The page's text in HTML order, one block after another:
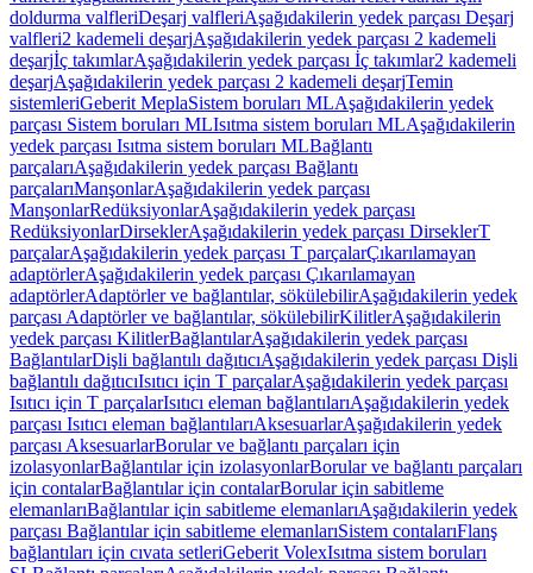
doldurma valfleriDeşarj valfleriAşağıdakilerin yedek parçası Deşarj
valfleri2 kademeli deşarjAşağıdakilerin yedek parçası 2 kademeli
deşarjİç takımlarAşağıdakilerin yedek parçası İç takımlar2 kademeli
deşarjAşağıdakilerin yedek parçası 2 kademeli deşarjTemin
sistemleriGeberit MeplaSistem boruları MLAşağıdakilerin yedek
parçası Sistem boruları MLIsıtma sistem boruları MLAşağıdakilerin
yedek parçası Isıtma sistem boruları MLBağlantı
parçalarıAşağıdakilerin yedek parçası Bağlantı
parçalarıManşonlarAşağıdakilerin yedek parçası
ManşonlarRedüksiyonlarAşağıdakilerin yedek parçası
RedüksiyonlarDirseklerAşağıdakilerin yedek parçası DirseklerT
parçalarAşağıdakilerin yedek parçası T parçalarÇıkarılamayan
adaptörlerAşağıdakilerin yedek parçası Çıkarılamayan
adaptörlerAdaptörler ve bağlantılar, sökülebilirAşağıdakilerin yedek
parçası Adaptörler ve bağlantılar, sökülebilirKilitlerAşağıdakilerin
yedek parçası KilitlerBağlantılarAşağıdakilerin yedek parçası
BağlantılarDişli bağlantılı dağıtıcıAşağıdakilerin yedek parçası Dişli
bağlantılı dağıtıcıIsıtıcı için T parçalarAşağıdakilerin yedek parçası
Isıtıcı için T parçalarIsıtıcı eleman bağlantılarıAşağıdakilerin yedek
parçası Isıtıcı eleman bağlantılarıAksesuarlarAşağıdakilerin yedek
parçası AksesuarlarBorular ve bağlantı parçaları için
izolasyonlarBağlantılar için izolasyonlarBorular ve bağlantı parçaları
için contalarBağlantılar için contalarBorular için sabitleme
elemanlarıBağlantılar için sabitleme elemanlarıAşağıdakilerin yedek
parçası Bağlantılar için sabitleme elemanlarıSistem contalarıFlanş
bağlantıları için cıvata setleriGeberit VolexIsıtma sistem boruları